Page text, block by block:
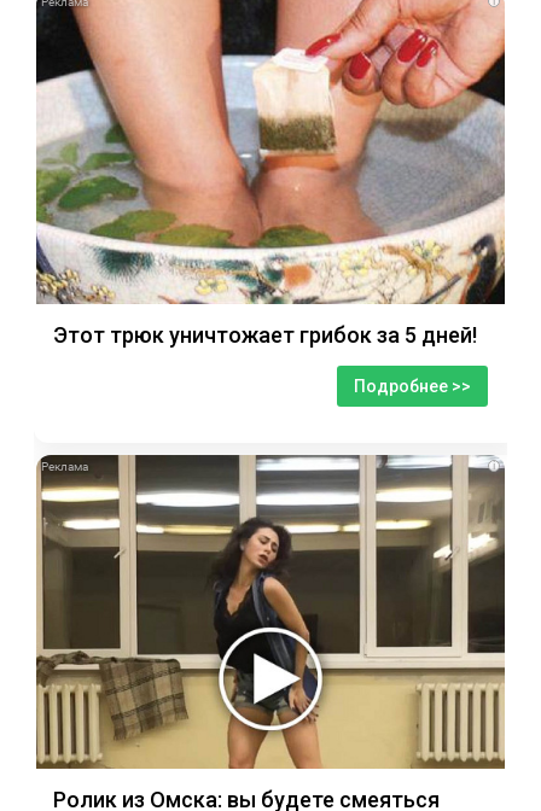
Этот трюк уничтожает грибок за 5 дней!
Подробнее >>
i
Ролик из Омска: вы будете смеяться